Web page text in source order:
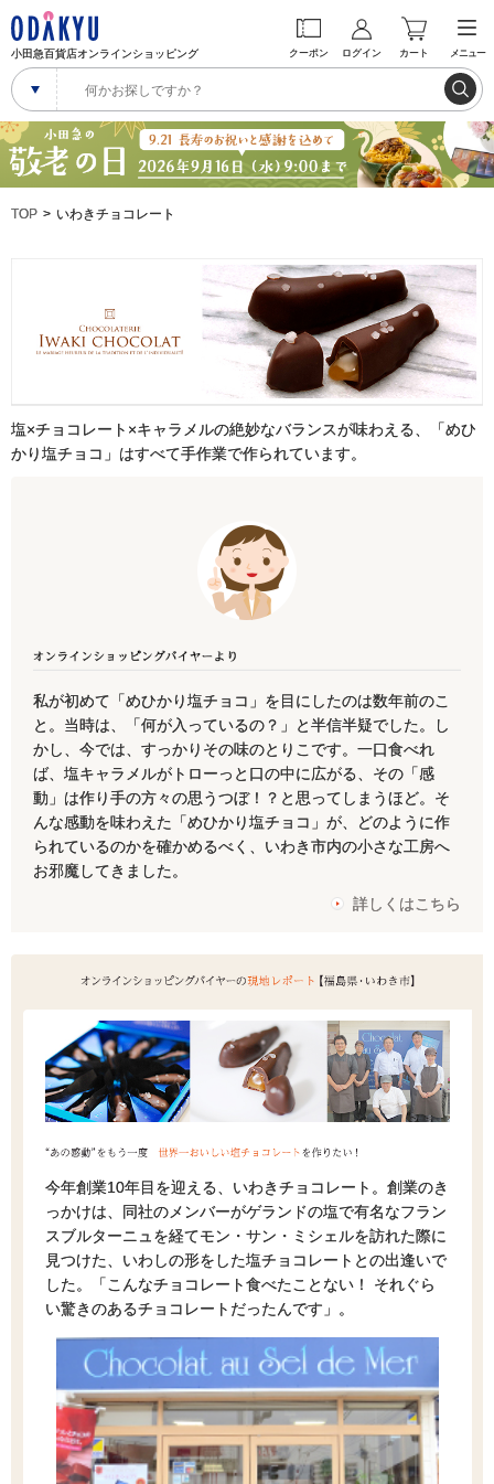
小田急百貨店オンラインショッピング クーポン ログイン カート メニュー
TOP いわきチョコレート
塩×チョコレート×キャラメルの絶妙なバランスが味わえる、「めひ
かり塩チョコ」はすべて手作業で作られています。
私が初めて「めひかり塩チョコ」を目にしたのは数年前のこ
と。当時は、「何が入っているの？」と半信半疑でした。し
かし、今では、すっかりその味のとりこです。一口食べれ
ば、塩キャラメルがトローっと口の中に広がる、その「感
動」は作り手の方々の思うつぼ！？と思ってしまうほど。そ
んな感動を味わえた「めひかり塩チョコ」が、どのように作
られているのかを確かめるべく、いわき市内の小さな工房へ
お邪魔してきました。
詳しくはこちら
今年創業10年目を迎える、いわきチョコレート。創業のき
っかけは、同社のメンバーがゲランドの塩で有名なフラン
スブルターニュを経てモン・サン・ミシェルを訪れた際に
見つけた、いわしの形をした塩チョコレートとの出逢いで
した。「こんなチョコレート食べたことない！ それぐら
い驚きのあるチョコレートだったんです」。